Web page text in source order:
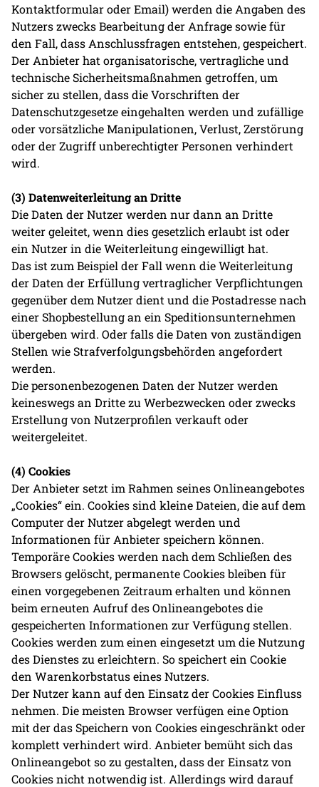
Kontaktformular oder Email) werden die Angaben des
Nutzers zwecks Bearbeitung der Anfrage sowie für
den Fall, dass Anschlussfragen entstehen, gespeichert.
Der Anbieter hat organisatorische, vertragliche und
technische Sicherheitsmaßnahmen getroffen, um
sicher zu stellen, dass die Vorschriften der
Datenschutzgesetze eingehalten werden und zufällige
oder vorsätzliche Manipulationen, Verlust, Zerstörung
oder der Zugriff unberechtigter Personen verhindert
wird.
(3) Datenweiterleitung an Dritte
Die Daten der Nutzer werden nur dann an Dritte
weiter geleitet, wenn dies gesetzlich erlaubt ist oder
ein Nutzer in die Weiterleitung eingewilligt hat.
Das ist zum Beispiel der Fall wenn die Weiterleitung
der Daten der Erfüllung vertraglicher Verpflichtungen
gegenüber dem Nutzer dient und die Postadresse nach
einer Shopbestellung an ein Speditionsunternehmen
übergeben wird. Oder falls die Daten von zuständigen
Stellen wie Strafverfolgungsbehörden angefordert
werden.
Die personenbezogenen Daten der Nutzer werden
keineswegs an Dritte zu Werbezwecken oder zwecks
Erstellung von Nutzerprofilen verkauft oder
weitergeleitet.
(4) Cookies
Der Anbieter setzt im Rahmen seines Onlineangebotes
„Cookies“ ein. Cookies sind kleine Dateien, die auf dem
Computer der Nutzer abgelegt werden und
Informationen für Anbieter speichern können.
Temporäre Cookies werden nach dem Schließen des
Browsers gelöscht, permanente Cookies bleiben für
einen vorgegebenen Zeitraum erhalten und können
beim erneuten Aufruf des Onlineangebotes die
gespeicherten Informationen zur Verfügung stellen.
Cookies werden zum einen eingesetzt um die Nutzung
des Dienstes zu erleichtern. So speichert ein Cookie
den Warenkorbstatus eines Nutzers.
Der Nutzer kann auf den Einsatz der Cookies Einfluss
nehmen. Die meisten Browser verfügen eine Option
mit der das Speichern von Cookies eingeschränkt oder
komplett verhindert wird. Anbieter bemüht sich das
Onlineangebot so zu gestalten, dass der Einsatz von
Cookies nicht notwendig ist. Allerdings wird darauf